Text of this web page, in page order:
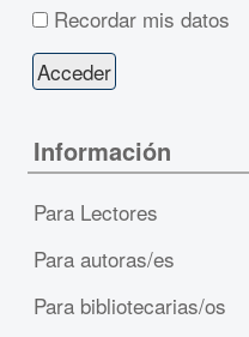
Recordar mis datos
Información
Para Lectores
Para autoras/es
Para bibliotecarias/os